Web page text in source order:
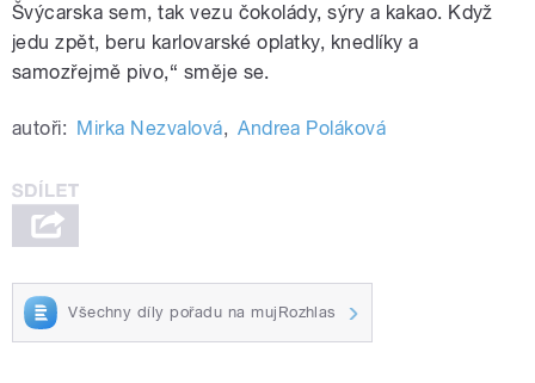
Švýcarska sem, tak vezu čokolády, sýry a kakao. Když
jedu zpět, beru karlovarské oplatky, knedlíky a
samozřejmě pivo,“ směje se.
autoři: Mirka Nezvalová, Andrea Poláková
Všechny díly pořadu na mujRozhlas